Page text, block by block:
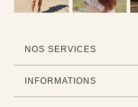
NOS SERVICES
INFORMATIONS